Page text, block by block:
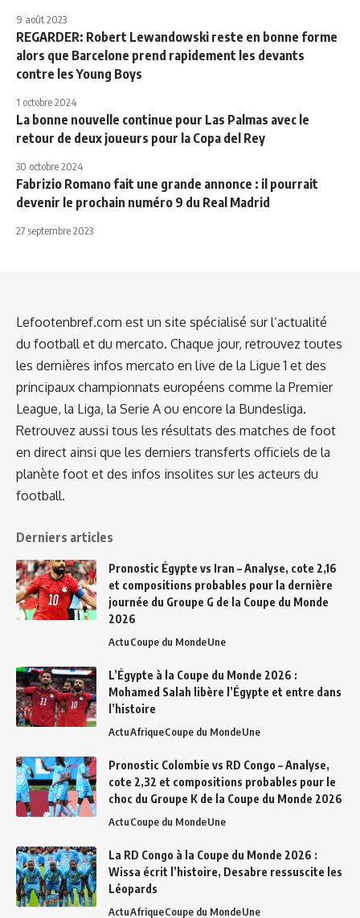
9 août 2023
REGARDER: Robert Lewandowski reste en bonne forme
alors que Barcelone prend rapidement les devants
contre les Young Boys
1 octobre 2024
La bonne nouvelle continue pour Las Palmas avec le
retour de deux joueurs pour la Copa del Rey
30 octobre 2024
Fabrizio Romano fait une grande annonce : il pourrait
devenir le prochain numéro 9 du Real Madrid
27 septembre 2023
Lefootenbref.com est un site spécialisé sur l’actualité
du football et du mercato. Chaque jour, retrouvez toutes
les dernières infos mercato en live de la Ligue 1 et des
principaux championnats européens comme la Premier
League, la Liga, la Serie A ou encore la Bundesliga.
Retrouvez aussi tous les résultats des matches de foot
en direct ainsi que les derniers transferts officiels de la
planète foot et des infos insolites sur les acteurs du
football.
Derniers articles
Pronostic Égypte vs Iran – Analyse, cote 2,16
et compositions probables pour la dernière
journée du Groupe G de la Coupe du Monde
2026
ActuCoupe du MondeUne
L’Égypte à la Coupe du Monde 2026 :
Mohamed Salah libère l’Égypte et entre dans
l’histoire
ActuAfriqueCoupe du MondeUne
Pronostic Colombie vs RD Congo – Analyse,
cote 2,32 et compositions probables pour le
choc du Groupe K de la Coupe du Monde 2026
ActuCoupe du MondeUne
La RD Congo à la Coupe du Monde 2026 :
Wissa écrit l’histoire, Desabre ressuscite les
Léopards
ActuAfriqueCoupe du MondeUne